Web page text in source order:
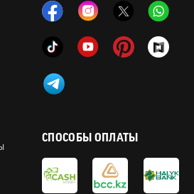
СПОСОБЫ ОПЛАТЫ